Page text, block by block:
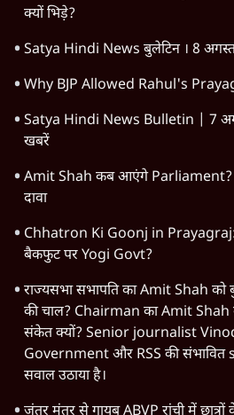
क्यों भिड़े?
Satya Hindi News बुलेटिन । 8
Why BJP Allowed Rahul's
Satya Hindi News Bulletin | 7
खबरें
Amit Shah कब आएंगे Parliament?
दावा
Chhatron Ki Goonj in Prayagraj:
बैकफुट पर Yogi Govt?
राज्यसभा सभापति का Amit Shah
की चाल? Chairman का Amit Shah
संकेत क्यों? Senior journalist
Government और RSS की संभावित
सवाल उठाया है।